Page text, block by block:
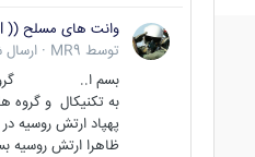
وانت های مسلح (( The Technical ))
توسط MR9
·
بسم ا.. گروه
به تکنیکال و
پهپاد ارتش روسیه
ظاهرا ارتش روسیه